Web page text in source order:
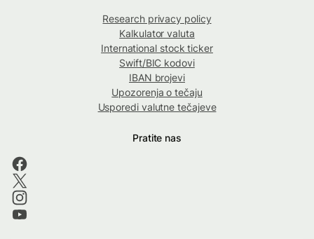
Research privacy policy
Kalkulator valuta
International stock ticker
Swift/BIC kodovi
IBAN brojevi
Upozorenja o tečaju
Usporedi valutne tečajeve
Pratite nas